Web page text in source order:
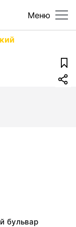
Меню
бульвар